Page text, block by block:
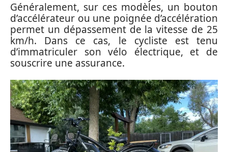
Généralement, sur ces modèles, un bouton
d’accélérateur ou une poignée d’accélération
permet un dépassement de la vitesse de 25
km/h. Dans ce cas, le cycliste est tenu
d’immatriculer son vélo électrique, et de
souscrire une assurance.